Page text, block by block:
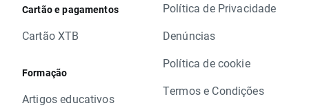
Cartão e pagamentos
Cartão XTB
Formação
Artigos educativos
Política de Privacidade
Denúncias
Política de cookie
Termos e Condições